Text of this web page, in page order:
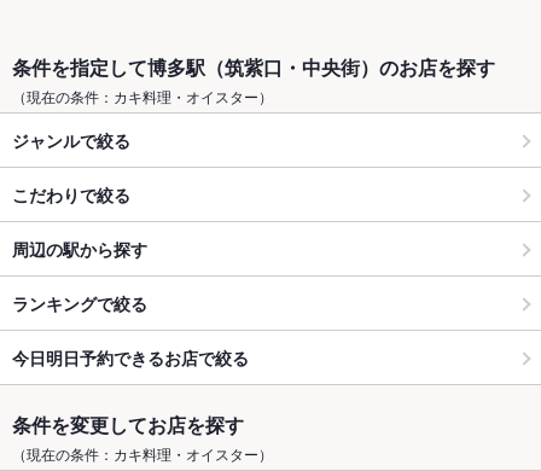
条件を指定して博多駅（筑紫口・中央街）のお店を探す
（現在の条件：カキ料理・オイスター）
ジャンルで絞る
こだわりで絞る
周辺の駅から探す
ランキングで絞る
今日明日予約できるお店で絞る
条件を変更してお店を探す
（現在の条件：カキ料理・オイスター）